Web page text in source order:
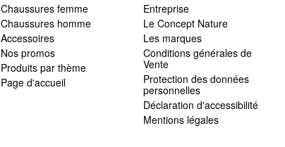
Chaussures femme
Chaussures homme
Accessoires
Nos promos
Produits par thème
Page d'accueil
Entreprise
Le Concept Nature
Les marques
Conditions générales de
Vente
Protection des données
personnelles
Déclaration d'accessibilité
Mentions légales